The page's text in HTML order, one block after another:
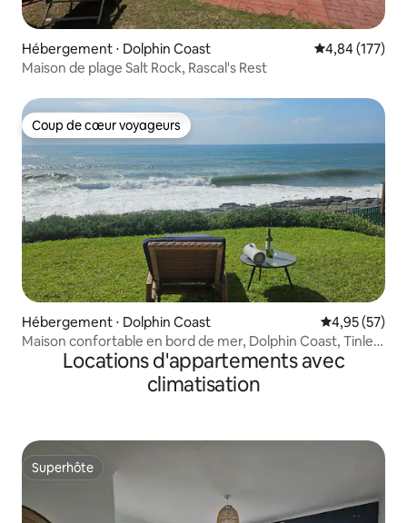
Hébergement ⋅ Dolphin Coast Évaluation
4,84 (177)
Maison de plage Salt Rock, Rascal's Rest
Coup de cœur voyageurs
Coup de cœur voyageurs
Hébergement ⋅ Dolphin Coast Évaluation
4,95 (57)
Maison confortable en bord de mer, Dolphin Coast, Tinley
Locations d'appartements avec
climatisation
Superhôte
Superhôte